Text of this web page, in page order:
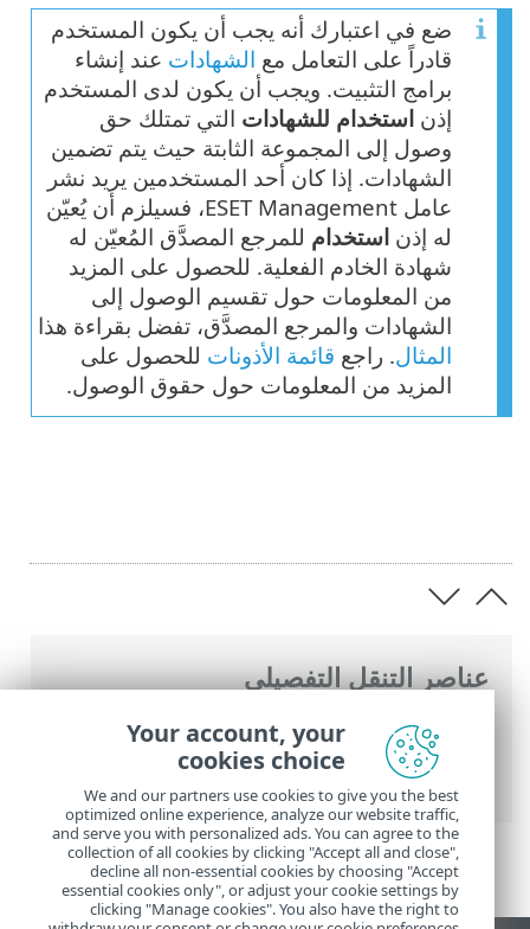
عناصر التنقل التفصيلي
تعليمات ESET عبر الإنترنت >
ESET PROTECT
On-Prem
> ابدأ الآن>
Management> نشر محلي
ضع في اعتبارك أنه يجب أن يكون المستخدم
قادراً على التعامل مع الشهادات عند إنشاء
برامج التثبيت. ويجب أن يكون لدى المستخدم
إذن استخدام للشهادات التي تمتلك حق
وصول إلى المجموعة الثابتة حيث يتم تضمين
الشهادات. إذا كان أحد المستخدمين يريد نشر
عامل ESET Management، فسيلزم أن يُعيّن
له إذن استخدام للمرجع المصدَّق المُعيّن له
شهادة الخادم الفعلية. للحصول على المزيد
من المعلومات حول تقسيم الوصول إلى
الشهادات والمرجع المصدَّق، تفضل بقراءة هذا
المثال. راجع قائمة الأذونات للحصول على
المزيد من المعلومات حول حقوق الوصول.
Your account, your
cookies choice
We and our partners use cookies to give you the best
optimized online experience, analyze our website traffic,
and serve you with personalized ads. You can agree to the
collection of all cookies by clicking "Accept all and close",
decline all non-essential cookies by choosing "Accept
essential cookies only", or adjust your cookie settings by
clicking "Manage cookies". You also have the right to